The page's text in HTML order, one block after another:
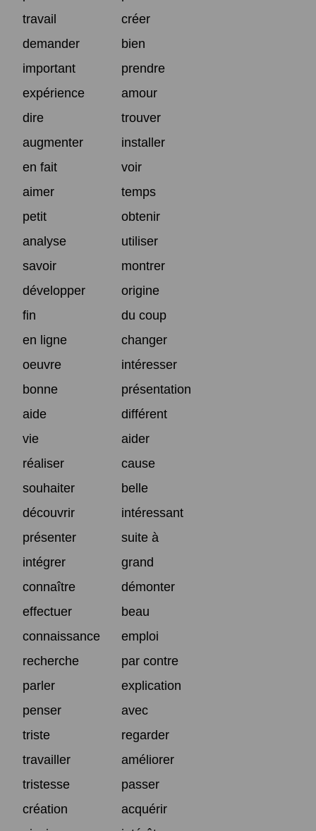
travail
créer
demander
bien
important
prendre
expérience
amour
dire
trouver
augmenter
installer
en fait
voir
aimer
temps
petit
obtenir
analyse
utiliser
savoir
montrer
développer
origine
fin
du coup
en ligne
changer
oeuvre
intéresser
bonne
présentation
aide
différent
vie
aider
réaliser
cause
souhaiter
belle
découvrir
intéressant
présenter
suite à
intégrer
grand
connaître
démonter
effectuer
beau
connaissance
emploi
recherche
par contre
parler
explication
penser
avec
triste
regarder
travailler
améliorer
tristesse
passer
création
acquérir